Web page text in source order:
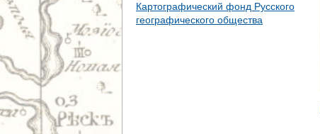
с
Картографический фонд Русского
географического общества